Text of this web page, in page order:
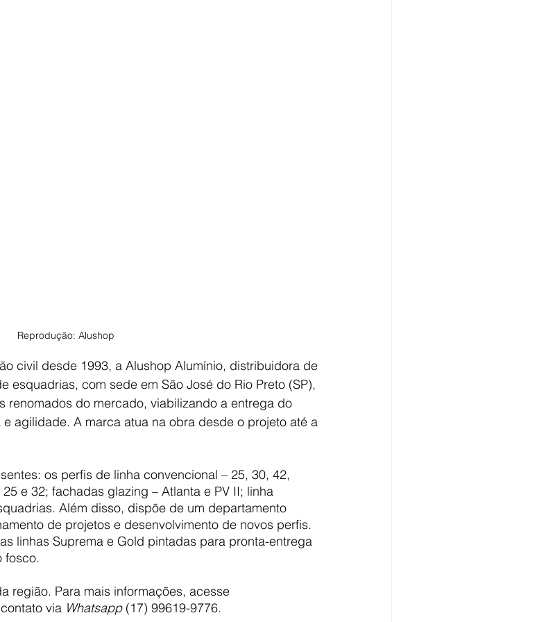
Reprodução: Alushop
civil desde 1993, a Alushop Alumínio, distribuidora de
esquadrias, com sede em São José do Rio Preto (SP),
renomados do mercado, viabilizando a entrega do
agilidade. A marca atua na obra desde o projeto até a
os perfis de linha convencional – 25, 30, 42,
e 32; fachadas glazing – Atlanta e PV II; linha
Além disso, dispõe de um departamento
de projetos e desenvolvimento de novos perfis.
linhas Suprema e Gold pintadas para pronta-entrega
fosco.
região. Para mais informações, acesse
via Whatsapp (17) 99619-9776.